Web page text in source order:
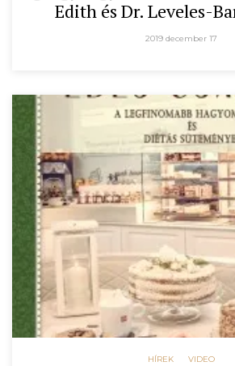
Edith és Dr. Leveles-
2019 december 17
HÍREK VIDEO